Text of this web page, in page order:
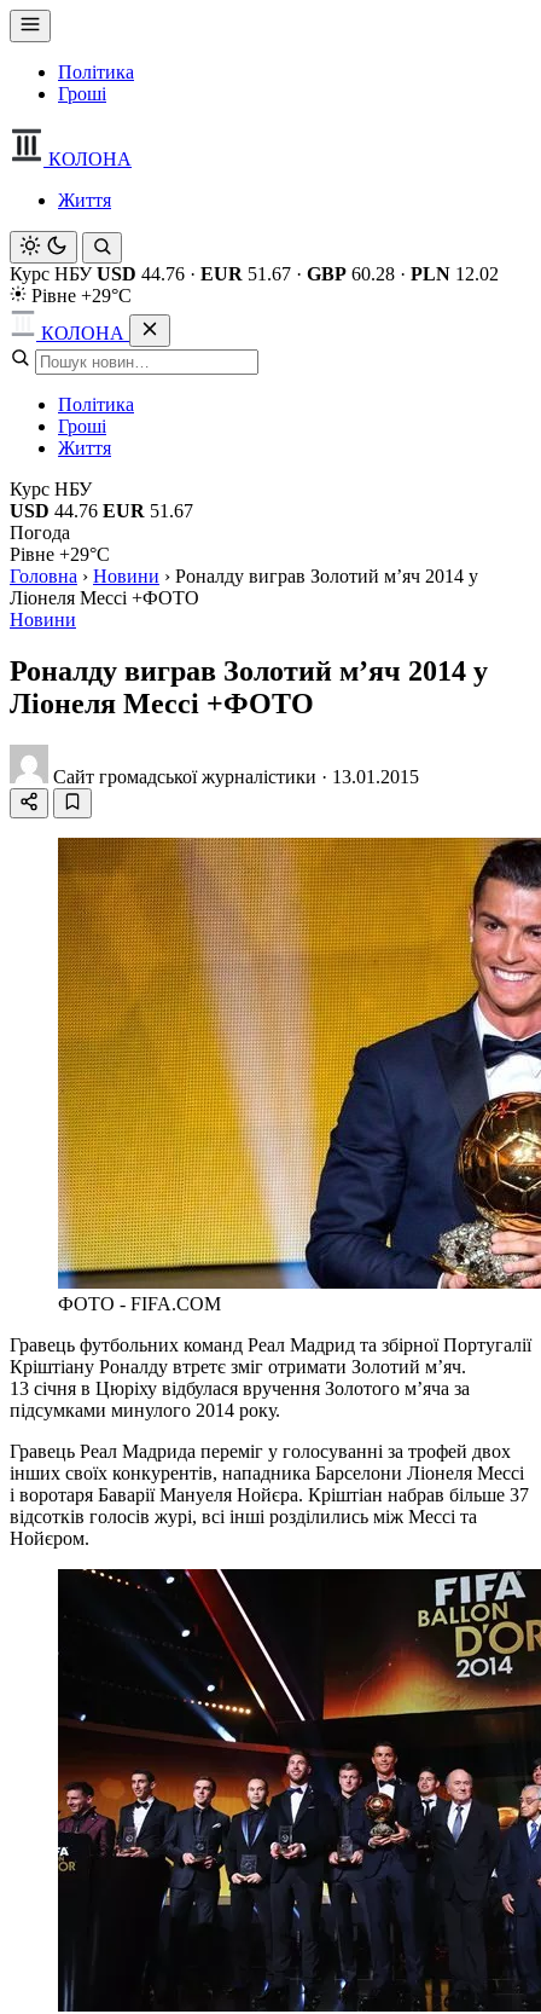
Політика
Гроші
КОЛОНА
Життя
Курс НБУ USD 44.76 · EUR 51.67 · GBP 60.28 · PLN 12.02
Рівне +29°C
КОЛОНА
Політика
Гроші
Життя
Курс НБУ
USD 44.76 EUR 51.67
Погода
Рівне +29°C
Головна › Новини › Роналду виграв Золотий м’яч 2014 у
Ліонеля Мессі +ФОТО
Новини
Роналду виграв Золотий м’яч 2014 у
Ліонеля Мессі +ФОТО
Сайт громадської журналістики · 13.01.2015
ФОТО - FIFA.COM
Гравець футбольних команд Реал Мадрид та збірної Португалії
Кріштіану Роналду втретє зміг отримати Золотий м’яч.
13 січня в Цюріху відбулася вручення Золотого м’яча за
підсумками минулого 2014 року.
Гравець Реал Мадрида переміг у голосуванні за трофей двох
інших своїх конкурентів, нападника Барселони Ліонеля Мессі
і воротаря Баварії Мануеля Нойєра. Кріштіан набрав більше 37
відсотків голосів журі, всі інші розділились між Мессі та
Нойєром.